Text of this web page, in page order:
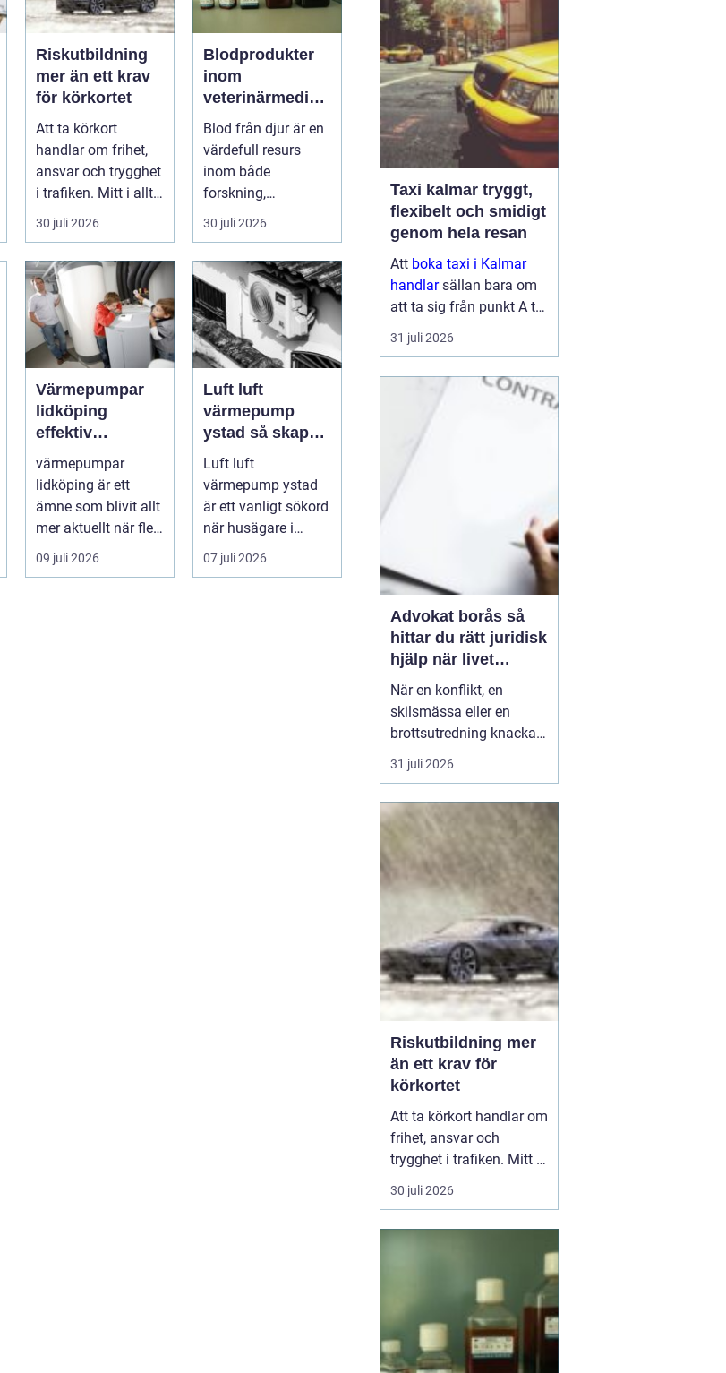
Riskutbildning
mer än ett krav
för körkortet
Att ta körkort
handlar om frihet,
ansvar och trygghet
i trafiken. Mitt i allt
detta finns
riskutbild...
30 juli 2026
Blodprodukter
inom
veterinärmedici
n funktion,
kvalitet och
användning
Blod från djur är en
värdefull resurs
inom både
forskning,
diagnostik och
veterinärmedicin.
När blod...
30 juli 2026
Värmepumpar
lidköping
effektiv
uppvärmning för
hus och
fastigheter
värmepumpar
lidköping är ett
ämne som blivit allt
mer aktuellt när fler
fastighetsägare vill
kombine...
09 juli 2026
Luft luft
värmepump
ystad så skapar
du ett behagligt
inomhusklimat
Året om
Luft luft
värmepump ystad
är ett vanligt sökord
när husägare i
sydkustens klimat
vill hitta ett smar...
07 juli 2026
Taxi kalmar tryggt,
flexibelt och smidigt
genom hela resan
Att boka taxi i Kalmar
handlarsällan bara om
att ta sig från punkt A till
punkt B. För många är
resan en viktig del av
semestern. En pålitlig
taxiresa kan betyda att
31 juli 2026
Advokat borås så
hittar du rätt juridisk
hjälp när livet
krånglar
När en konflikt, en
skilsmässa eller en
brottsutredning knackar
på dörren förändras
vardagen snabbt.
länge med att kontakta
jurist, ofta av oro för
kostnader eller för att de
inte vet vart de ska
vända sig. Samtidigt kan
31 juli 2026
Riskutbildning mer
än ett krav för
körkortet
Att ta körkort handlar om
frihet, ansvar och
trygghet i trafiken. Mitt i
allt detta finns
riskutbildning, som
tanke: att ge blivande
förare en realistisk bild
av r...
30 juli 2026